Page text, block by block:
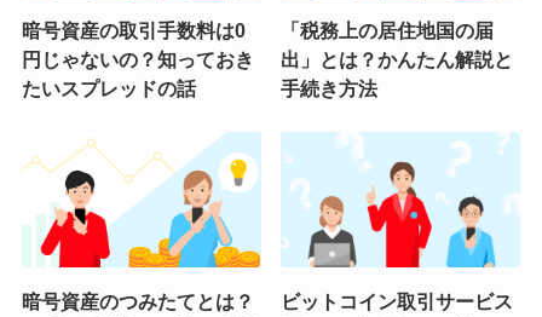
暗号資産の取引手数料は0
円じゃないの？知っておき
たいスプレッドの話
「税務上の居住地国の届
出」とは？かんたん解説と
手続き方法
暗号資産のつみたてとは？
ビットコイン取引サービス